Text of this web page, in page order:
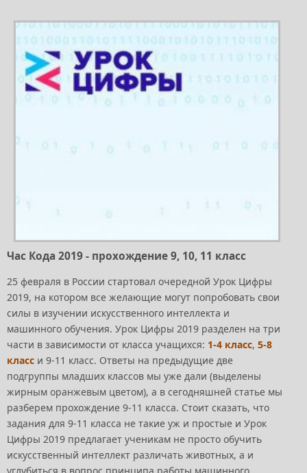
Час Кода 2019 - прохождение 9, 10, 11 класс
25 февраля в России стартовал очередной Урок Цифры
2019, на котором все желающие могут попробовать свои
силы в изучении искусственного интеллекта и
машинного обучения. Урок Цифры 2019 разделен на три
части в зависимости от класса учащихся: 1-4 класс, 5-8
класс и 9-11 класс. Ответы на предыдущие две
подгруппы младших классов мы уже дали (выделены
жирным оранжевым цветом), а в сегодняшней статье мы
разберем прохождение 9-11 класса. Стоит сказать, что
задания для 9-11 класса не такие уж и простые и Урок
Цифры 2019 предлагает ученикам не просто обучить
искусственный интеллект различать животных, а и
углубиться в вопрос принципа работы машинного